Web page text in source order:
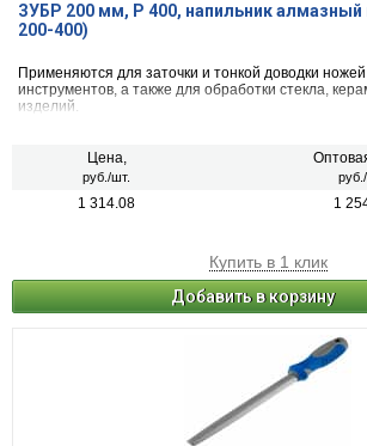
ЗУБР 200 мм, Р 400, напильник алмазный
200-400)
Применяются для заточки и тонкой доводки
инструментов, а также для обработки стекла,
изделий.
Цена,
руб./шт.
1 314.08 1
Купить в 1 клик
Добавить в корзину